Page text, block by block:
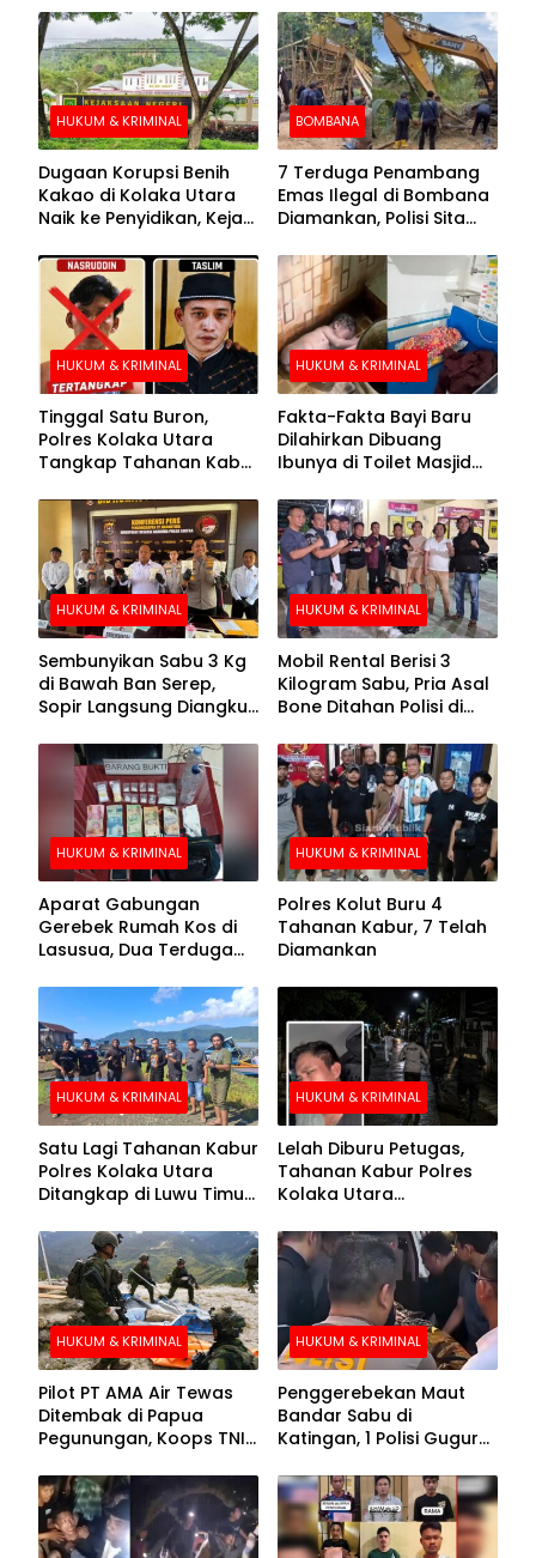
HUKUM & KRIMINAL
Dugaan Korupsi Benih
Kakao di Kolaka Utara
Naik ke Penyidikan, Kejari
BOMBANA
7 Terduga Penambang
Emas Ilegal di Bombana
Diamankan, Polisi Sita
Crusher
HUKUM & KRIMINAL
Tinggal Satu Buron,
Polres Kolaka Utara
Tangkap Tahanan Kabur
Pengejaran
HUKUM & KRIMINAL
Fakta-Fakta Bayi Baru
Dilahirkan Dibuang
Ibunya di Toilet Masjid
HUKUM & KRIMINAL
Sembunyikan Sabu 3 Kg
di Bawah Ban Serep,
Sopir Langsung Diangkut
HUKUM & KRIMINAL
Mobil Rental Berisi 3
Kilogram Sabu, Pria Asal
Bone Ditahan Polisi di
HUKUM & KRIMINAL
Aparat Gabungan
Gerebek Rumah Kos di
Lasusua, Dua Terduga
HUKUM & KRIMINAL
Polres Kolut Buru 4
Tahanan Kabur, 7 Telah
Diamankan
HUKUM & KRIMINAL
Satu Lagi Tahanan Kabur
Polres Kolaka Utara
Ditangkap di Luwu Timur,
HUKUM & KRIMINAL
Lelah Diburu Petugas,
Tahanan Kabur Polres
Kolaka Utara
HUKUM & KRIMINAL
Pilot PT AMA Air Tewas
Ditembak di Papua
Pegunungan, Koops TNI
Evakuasi Jenazah
Korban
HUKUM & KRIMINAL
Penggerebekan Maut
Bandar Sabu di
Katingan, 1 Polisi Gugur